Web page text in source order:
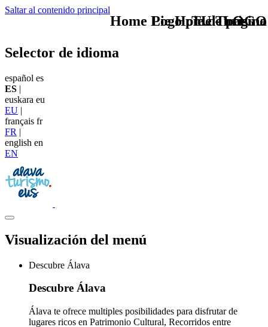
Saltar al contenido principal
TU - LOGO
Selector de idioma
español es
ES |
euskara eu
EU |
français fr
FR |
english en
EN
Visualización del menú
Descubre Álava
Descubre Álava
Álava te ofrece multiples posibilidades para disfrutar de
lugares ricos en Patrimonio Cultural, Recorridos entre
Home Logo pie de página
Pie Home Turismo